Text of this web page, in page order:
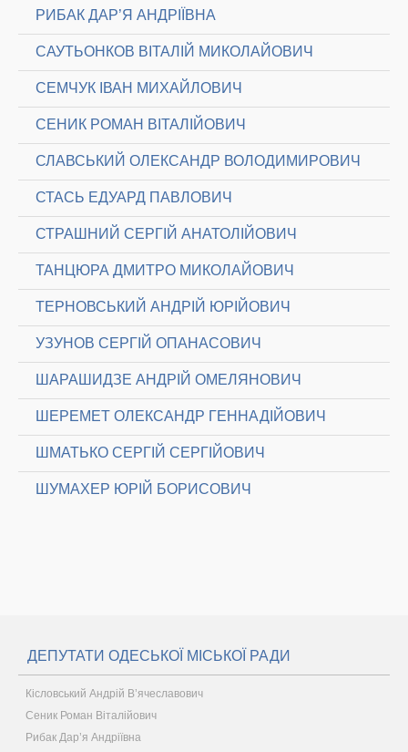
РИБАК ДАР’Я АНДРІЇВНА
САУТЬОНКОВ ВІТАЛІЙ МИКОЛАЙОВИЧ
СЕМЧУК ІВАН МИХАЙЛОВИЧ
СЕНИК РОМАН ВІТАЛІЙОВИЧ
СЛАВСЬКИЙ ОЛЕКСАНДР ВОЛОДИМИРОВИЧ
СТАСЬ ЕДУАРД ПАВЛОВИЧ
СТРАШНИЙ СЕРГІЙ АНАТОЛІЙОВИЧ
ТАНЦЮРА ДМИТРО МИКОЛАЙОВИЧ
ТЕРНОВСЬКИЙ АНДРІЙ ЮРІЙОВИЧ
УЗУНОВ СЕРГІЙ ОПАНАСОВИЧ
ШАРАШИДЗЕ АНДРІЙ ОМЕЛЯНОВИЧ
ШЕРЕМЕТ ОЛЕКСАНДР ГЕННАДІЙОВИЧ
ШМАТЬКО СЕРГІЙ СЕРГІЙОВИЧ
ШУМАХЕР ЮРІЙ БОРИСОВИЧ
ДЕПУТАТИ ОДЕСЬКОЇ МІСЬКОЇ РАДИ
Кісловський Андрій В’ячеславович
Сеник Роман Віталійович
Рибак Дар’я Андріївна